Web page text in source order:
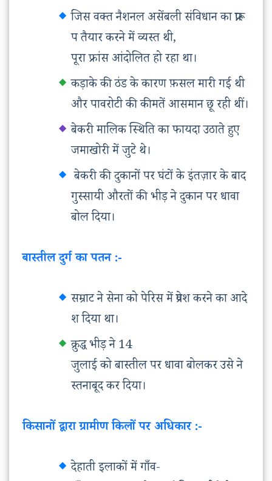
जिस वक्त नैशनल असेंबली संविधान का प्रारू
प तैयार करने में व्यस्त थी,
पूरा फ्रांस आंदोलित हो रहा था।
कड़ाके की ठंड के कारण फ़सल मारी गई थी
और पावरोटी की कीमतें आसमान छू रही थीं।
बेकरी मालिक स्थिति का फायदा उठाते हुए
जमाखोरी में जुटे थे।
बेकरी की दुकानों पर घंटों के इंतज़ार के बाद
गुस्सायी औरतों की भीड़ ने दुकान पर धावा
बोल दिया।
बास्तील दुर्ग का पतन :-
सम्राट ने सेना को पेरिस में प्रवेश करने का आदे
श दिया था।
क्रुद्ध भीड़ ने 14
जुलाई को बास्तील पर धावा बोलकर उसे ने
स्तनाबूद कर दिया।
किसानों द्वारा ग्रामीण किलों पर अधिकार :-
देहाती इलाकों में गाँव-